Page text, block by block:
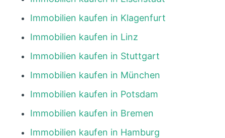
Immobilien kaufen in Klagenfurt
Immobilien kaufen in Linz
Immobilien kaufen in Stuttgart
Immobilien kaufen in München
Immobilien kaufen in Potsdam
Immobilien kaufen in Bremen
Immobilien kaufen in Hamburg